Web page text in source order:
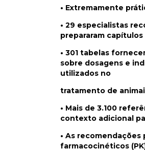
• Extremamente
• 29 especialistas
prepararam
• 301 tabelas
sobre dosagens e
utilizados no
tratamento de
• Mais de 3.100
contexto adicional
• As
farmacocinéticos